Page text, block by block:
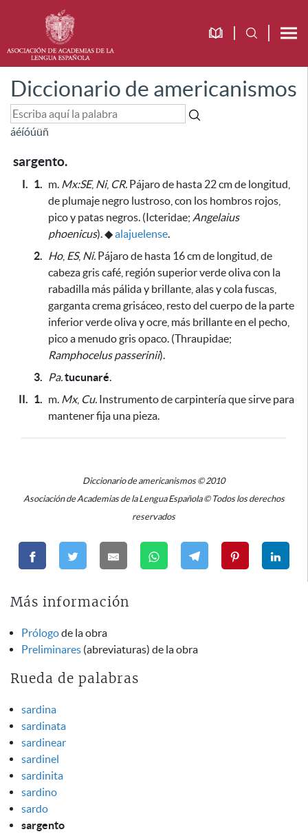
Diccionario de americanismos
áéíóúüñ
sargento.
I. 1. m. Mx:SE, Ni, CR. Pájaro de hasta 22 cm de longitud,
de plumaje negro lustroso, con los hombros rojos,
pico y patas negros. (Icteridae; Angelaius
phoenicus).◆alajuelense.
2. Ho, ES, Ni. Pájaro de hasta 16 cm de longitud, de
cabeza gris café, región superior verde oliva con la
rabadilla más pálida y brillante, alas y cola fuscas,
garganta crema grisáceo, resto del cuerpo de la parte
inferior verde oliva y ocre, más brillante en el pecho,
pico a menudo gris opaco. (Thraupidae;
Ramphocelus passerinii).
3.
Pa.tucunaré.
II. 1. m. Mx, Cu. Instrumento de carpinteríaque sirve para
mantener fija una pieza.
Diccionario de americanismos © 2010
Asociación de Academias de la Lengua Española © Todos los derechos
reservados
Más información
Prólogode la obra
Preliminares (abreviaturas) de la obra
Rueda de palabras
sardina
sardinata
sardinear
sardinel
sardinita
sardino
sardo
sargento